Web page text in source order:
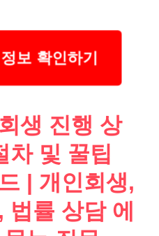
보 확인하기
생 진행 상
차 및 꿀팁
| 개인회생,
법률 상담 에